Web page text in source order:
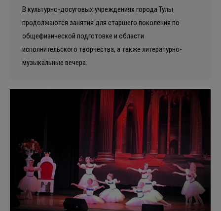
В культурно-досуговых учреждениях города Тулы
продолжаются занятия для старшего поколения по
общефизической подготовке и области
исполнительского творчества, а также литературно-
музыкальные вечера.